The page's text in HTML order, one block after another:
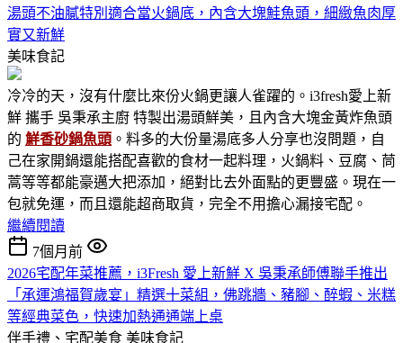
湯頭不油膩特別適合當火鍋底，內含大塊鮭魚頭，細緻魚肉厚
實又新鮮
美味食記
冷冷的天，沒有什麼比來份火鍋更讓人雀躍的。i3fresh愛上新
鮮 攜手 吳秉承主廚 特製出湯頭鮮美，且內含大塊金黃炸魚頭
的 鮮香砂鍋魚頭 。料多的大份量湯底多人分享也沒問題，自
己在家開鍋還能搭配喜歡的食材一起料理，火鍋料、豆腐、茼
蒿等等都能豪邁大把添加，絕對比去外面點的更豐盛。現在一
包就免運，而且還能超商取貨，完全不用擔心漏接宅配。
繼續閱讀
7個月前
2026宅配年菜推薦，i3Fresh 愛上新鮮 X 吳秉承師傅聯手推出
「承運鴻福賀歲宴」精選十菜組，佛跳牆、豬腳、醉蝦、米糕
等經典菜色，快速加熱通通端上桌
伴手禮、宅配美食 美味食記